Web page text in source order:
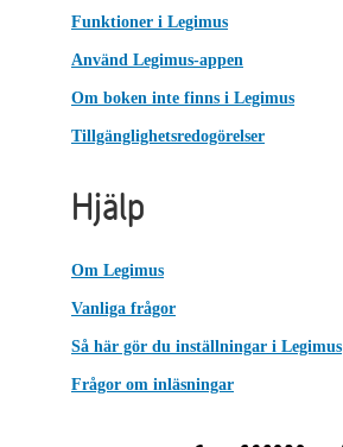
Funktioner i Legimus
Använd Legimus-appen
Om boken inte finns i Legimus
Tillgänglighetsredogörelser
Hjälp
Om Legimus
Vanliga frågor
Så här gör du inställningar i Legimus
Frågor om inläsningar